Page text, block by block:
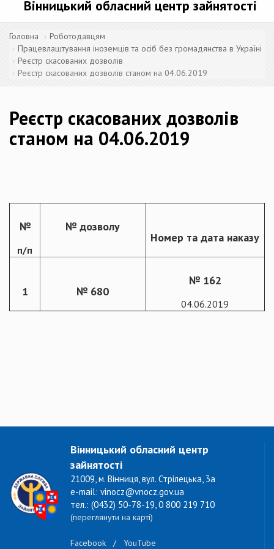
Вінницький обласний центр зайнятості
Головна
Роботодавцям
Працевлаштування іноземців та осіб без громадянства в Україні
Реєстр скасованих дозволів
Реєстр скасованих дозволів станом на 04.06.2019
Реєстр скасованих дозволів
станом на 04.06.2019
№
п/п
№ дозволу
Номер та дата наказу
1 № 680
№ 162
04.06.2019
Вінницький обласний центр
зайнятості
21009, м. Вінниця, вул. Стрілецька, 3а
e-mail: vinocz@vnocz.gov.ua
тел.: (0432) 50-78-19, 0 800 219 710
(переглянути на карті)
Facebook / YouTube